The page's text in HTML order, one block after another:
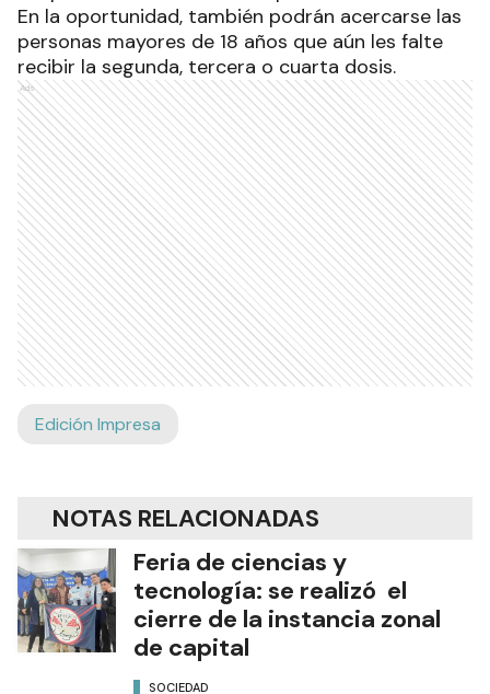
En la oportunidad, también podrán acercarse las
personas mayores de 18 años que aún les falte
recibir la segunda, tercera o cuarta dosis.
Ads
Edición Impresa
NOTAS RELACIONADAS
Feria de ciencias y
tecnología: se realizó el
cierre de la instancia zonal
de capital
SOCIEDAD